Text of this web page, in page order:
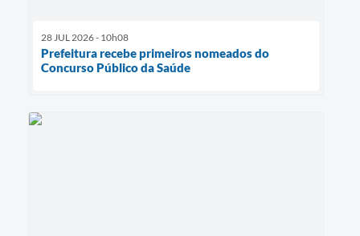
28 JUL 2026 - 10h08
Prefeitura recebe primeiros nomeados do
Concurso Público da Saúde